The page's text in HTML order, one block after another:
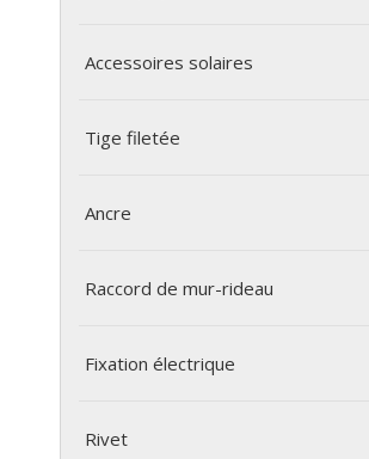
Accessoires solaires
Tige filetée
Ancre
Raccord de mur-rideau
Fixation électrique
Rivet